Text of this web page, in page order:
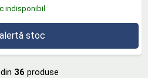
indisponibil
alertă stoc
din 36 produse